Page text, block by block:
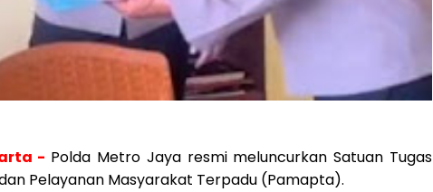
- Polda Metro Jaya resmi meluncurkan Satuan Tugas
Pelayanan Masyarakat Terpadu (Pamapta).